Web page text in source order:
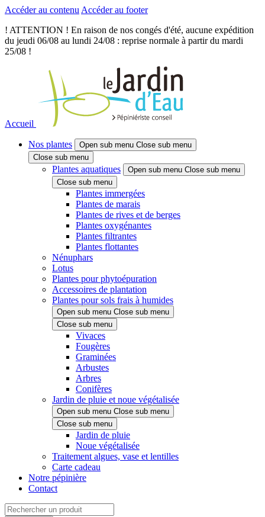
Accéder au contenu Accéder au footer
! ATTENTION ! En raison de nos congés d'été, aucune expédition
du jeudi 06/08 au lundi 24/08 : reprise normale à partir du mardi
25/08 !
Accueil
Nos plantes Open sub menu Close sub menu
Close sub menu
Plantes aquatiques Open sub menu Close sub menu
Close sub menu
Plantes immergées
Plantes de marais
Plantes de rives et de berges
Plantes oxygénantes
Plantes filtrantes
Plantes flottantes
Nénuphars
Lotus
Plantes pour phytoépuration
Accessoires de plantation
Plantes pour sols frais à humides
Open sub menu Close sub menu
Close sub menu
Vivaces
Fougères
Graminées
Arbustes
Arbres
Conifères
Jardin de pluie et noue végétalisée
Open sub menu Close sub menu
Close sub menu
Jardin de pluie
Noue végétalisée
Traitement algues, vase et lentilles
Carte cadeau
Notre pépinière
Contact